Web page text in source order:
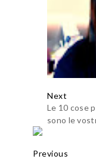
Next
Le 10 cose
sono le
Previous